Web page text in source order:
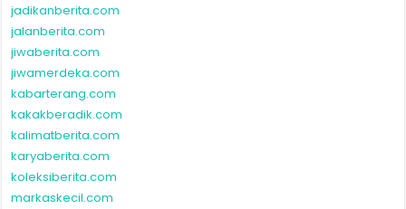
jadikanberita.com
jalanberita.com
jiwaberita.com
jiwamerdeka.com
kabarterang.com
kakakberadik.com
kalimatberita.com
karyaberita.com
koleksiberita.com
markaskecil.com